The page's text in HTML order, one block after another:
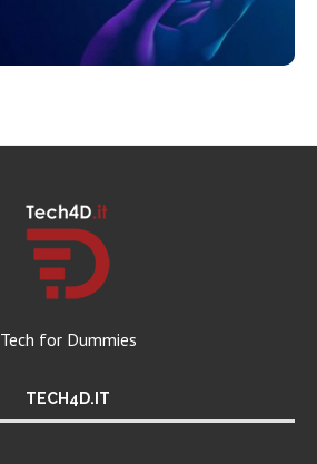
Tech for Dummies
TECH4D.IT